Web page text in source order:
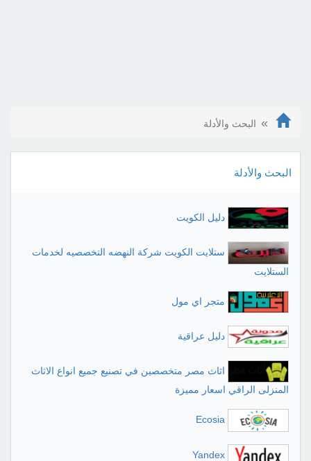
البحث والأدلة
البحث والأدلة
دليل الكويت
ستلايت الكويت شركة النهضه التخصصيه لخدمات
الستلايت
متجر اي مول
دليل عراقية
اثاث مصر متخصصين في تصنيع جميع انواع الاثاث
المنزلى الراقي اسعار مميزة
Ecosia
Yandex